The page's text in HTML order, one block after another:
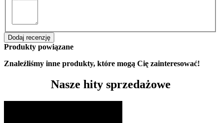
Dodaj recenzję
Produkty powiązane
Znaleźliśmy inne produkty, które mogą Cię zainteresować!
Nasze hity sprzedażowe